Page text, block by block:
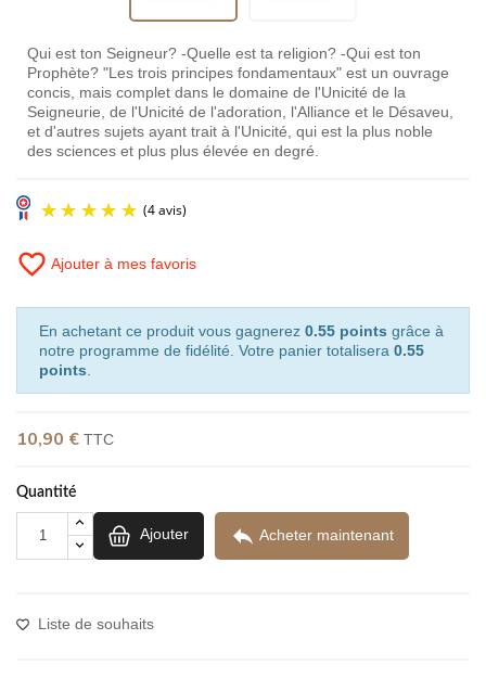
Qui est ton Seigneur? -Quelle est ta religion? -Qui est ton
Prophète? "Les trois principes fondamentaux" est un ouvrage
concis, mais complet dans le domaine de l'Unicité de la
Seigneurie, de l'Unicité de l'adoration, l'Alliance et le Désaveu,
et d'autres sujets ayant trait à l'Unicité, qui est la plus noble
des sciences et plus plus élevée en degré.
favorite_border Ajouter à mes favoris
En achetant ce produit vous gagnerez 0.55 points grâce à
notre programme de fidélité. Votre panier totalisera 0.55
points
10,90 € TTC
Quantité
Ajouter  Acheter maintenant
Liste de souhaits